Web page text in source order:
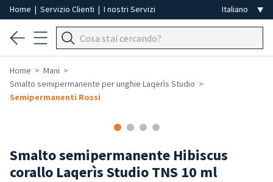
Home | Servizio Clienti | I nostri Servizi
Home
Mani
Smalto semipermanente per unghie Laqerìs Studio
Semipermanenti Rossi
Smalto semipermanente Hibiscus
corallo Laqerìs Studio TNS 10 ml